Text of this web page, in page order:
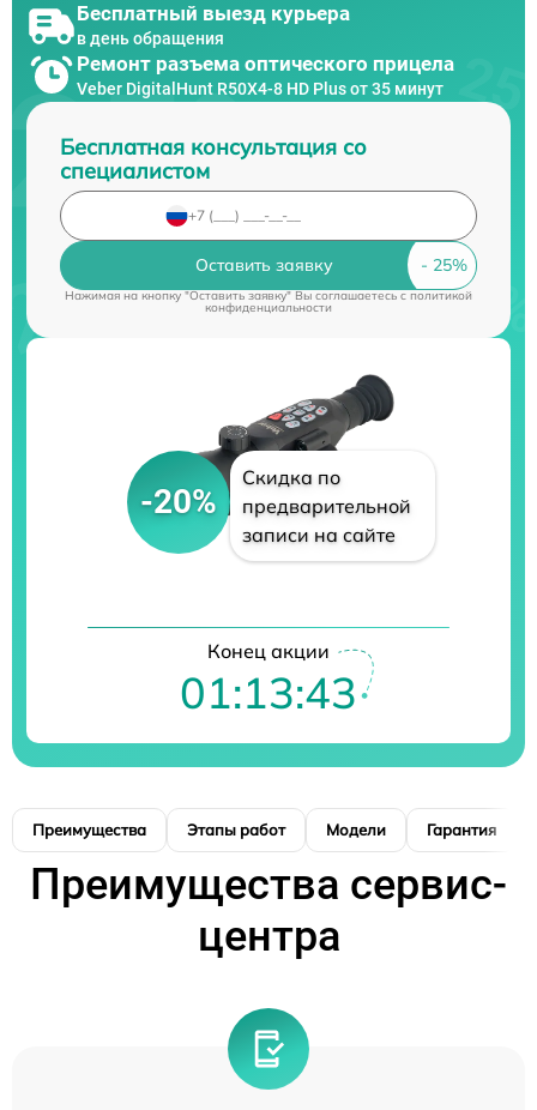
Бесплатный выезд курьера
в день обращения
Ремонт разъема оптического прицела
Veber DigitalHunt R50X4-8 HD Plus от 35 минут
Бесплатная консультация со
специалистом
Оставить заявку
Нажимая на кнопку "Оставить заявку" Вы соглашаетесь cполитикой
конфиденциальности
-20%
Скидка по
предварительной
записи на сайте
Конец акции
01:13:42
Преимущества Этапы работ Модели Гарантия
Преимущества сервис-
центра